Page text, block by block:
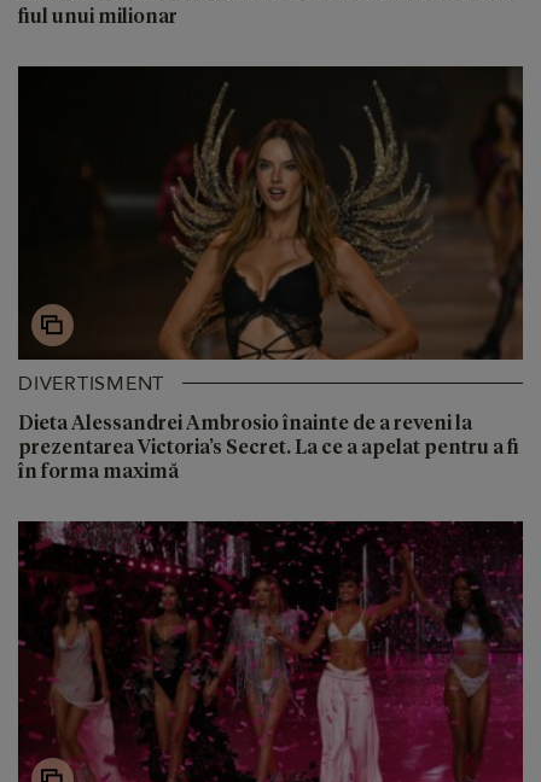
fiul unui milionar
DIVERTISMENT
Dieta Alessandrei Ambrosio înainte de a reveni la
prezentarea Victoria’s Secret. La ce a apelat pentru a fi
în forma maximă